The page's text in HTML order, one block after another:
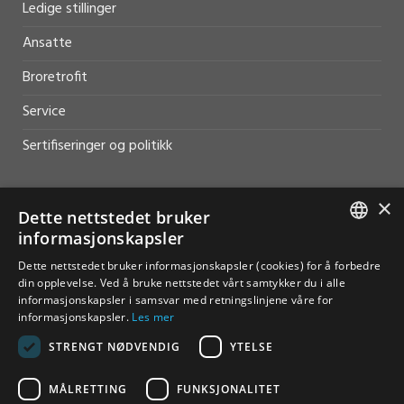
Ledige stillinger
Ansatte
Broretrofit
Service
Sertifiseringer og politikk
HJELP OG SUPPORT
Salg
Kontakt
ENGLISH
×
Dette nettstedet bruker
informasjonskapsler
Dette nettstedet bruker informasjonskapsler (cookies) for å forbedre
din opplevelse. Ved å bruke nettstedet vårt samtykker du i alle
informasjonskapsler i samsvar med retningslinjene våre for
informasjonskapsler. Les mer
STRENGT NØDVENDIG
YTELSE
MÅLRETTING FUNKSJONALITET